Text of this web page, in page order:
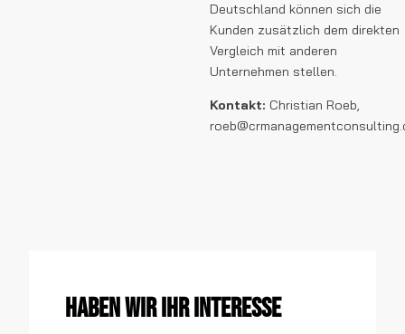
Deutschland können sich die
Kunden zusätzlich dem direkten
Vergleich mit anderen
Unternehmen stellen.
Kontakt: Christian Roeb,
Haben wir Ihr Interesse